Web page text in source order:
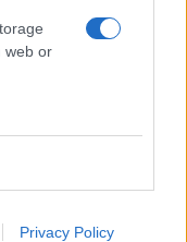
web or
Privacy Policy
Google
άμεσα